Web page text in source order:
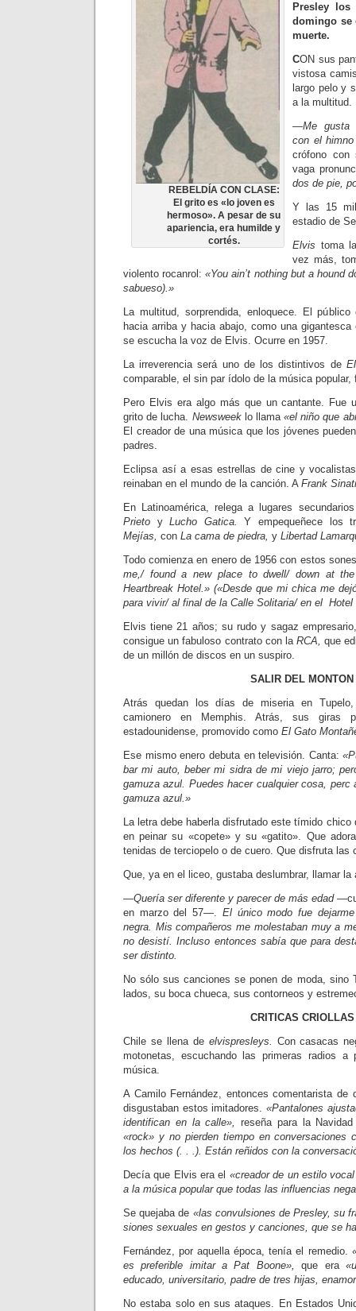
REBELDÍA CON CLASE:
El grito es «lo joven es
hermoso». A pesar de su
apariencia, era humilde y
cortés.
Presley
domingo se
muerte.
CON sus
vis­tosa
largo pelo y
a la multitud.
—Me gusta
con el
crófono con
vaga
dos de pie,
Y las 15
estadio de
Elvis toma
vez más,
violento rocanrol:«You ain’t nothing but a hound
sabueso).»
La multitud, sorprendida, enloque­ce. El
hacia arriba y hacia abajo, como una
se escucha la voz de Elvis. Ocurre en 1957.
La irreverencia será uno de los dis­tintivos de
comparable, el sin par ídolo de la mú­sica
Pero Elvis era algo más que un cantan­te. Fue
grito de lucha. Newsweeklo llama «el niño que
El creador de una música que los jóvenes
padres.
Eclipsa así a esas estrellas de cine y
rei­naban en el mundo de la canción. A Frank
En Latinoamérica, relega a lugares
Prieto yLucho Gatica.
Y empequeñece los
Mejías, con La cama de piedra, y Libertad
Todo comienza en enero de 1956 con estos
me,/ found a new place to dwell/ down at
Heartbreak Hotel.» («Desde que mi chica me
para vivir/ al final de la Calle Solitaria/ en el Hotel
Elvis tiene 21 años; su rudo y sagaz
consigue un fabuloso contrato con la RCA, que
de un millón de discos en un suspiro.
SALIR DEL MONTON
Atrás quedan los días de miseria en
camionero en Memphis. Atrás, sus giras
estadounidense, pro­movido como El Gato
Ese mismo enero debuta en televi­sión. Canta:
bar mi auto, beber mi sidra de mi viejo ja­rro;
gamuza azul. Puedes hacer cualquier cosa, perc
gamuza azul.»
La letra debe haberla disfrutado este tímido chico
en peinar su «copete» y su «gatito». Que
tenidas de terciopelo o de cuero. Que disfruta las
Que, ya en el liceo, gustaba deslum­brar, llamar la
—Quería ser diferente y parecer de más edad
en marzo del 57—. El único modo fue
negra. Mis compañeros me molestaban muy a
no desistí. Incluso entonces sabía que para
ser distinto.
No sólo sus canciones se ponen de moda,
lados, su boca chueca, sus contorneos y
CRITICAS CRIOLLAS
Chile se llena de elvispresleys. Con casacas
motonetas, escuchando las primeras radios
música.
A Camilo Fernández, entonces co­mentarista
disgustaban estos imitadores. «Pantalones
identifican en la calle», reseña para la
«rock» y no pierden tiempo en conversa­ciones
los he­chos (. . .). Están reñidos con la
Decía que Elvis era el «creador de un estilo
a la música popular que todas las influencias
Se quejaba de «las convulsiones de Presley, su
siones sexuales en gestos y canciones, que se
Fernández, por aquella época, tenía el remedio.
es preferible imitar a Pat Boone»,
que era
educado, uni­versitario, padre de tres hijas,
No estaba solo en sus ataques. En Estados